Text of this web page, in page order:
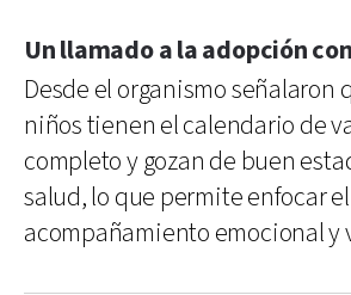
Un llamado a la adopción
Desde el organismo señalaron
niños tienen el calendario de
completo y gozan de buen
salud, lo que permite enfocar
acompañamiento emocional y